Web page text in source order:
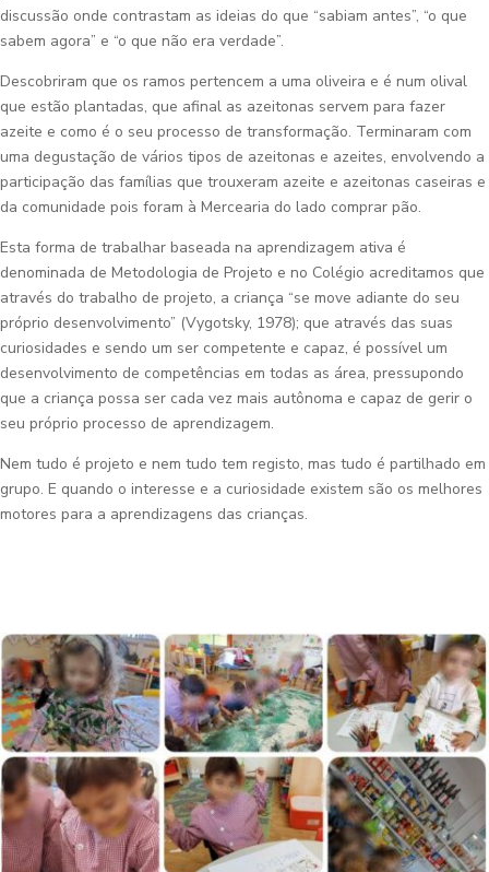
discussão onde contrastam as ideias do que “sabiam antes”, “o que
sabem agora” e “o que não era verdade”.
Descobriram que os ramos pertencem a uma oliveira e é num olival
que estão plantadas, que afinal as azeitonas servem para fazer
azeite e como é o seu processo de transformação. Terminaram com
uma degustação de vários tipos de azeitonas e azeites, envolvendo a
participação das famílias que trouxeram azeite e azeitonas caseiras e
da comunidade pois foram à Mercearia do lado comprar pão.
Esta forma de trabalhar baseada na aprendizagem ativa é
denominada de Metodologia de Projeto e no Colégio acreditamos que
através do trabalho de projeto, a criança “se move adiante do seu
próprio desenvolvimento” (Vygotsky, 1978); que através das suas
curiosidades e sendo um ser competente e capaz, é possível um
desenvolvimento de competências em todas as área, pressupondo
que a criança possa ser cada vez mais autônoma e capaz de gerir o
seu próprio processo de aprendizagem.
Nem tudo é projeto e nem tudo tem registo, mas tudo é partilhado em
grupo. E quando o interesse e a curiosidade existem são os melhores
motores para a aprendizagens das crianças.